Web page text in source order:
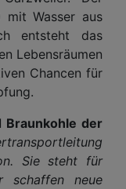
mit Wasser aus
entsteht das
Lebensräumen
Chancen für
Braunkohle der
Sie steht für
schaffen neue